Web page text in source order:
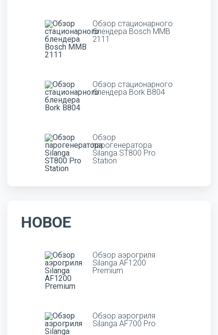
Обзор стационарного
блендера Bosch MMB
2111
Обзор стационарного
блендера Bork B804
Обзор
парогенератора
Silanga ST800 Pro
Station
НОВОЕ
Обзор аэрогриля
Silanga AF1200
Premium
Обзор аэрогриля
Silanga AF700 Pro